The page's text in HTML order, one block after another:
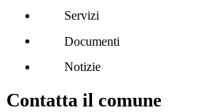
Servizi
Documenti
Notizie
Contatta il comune